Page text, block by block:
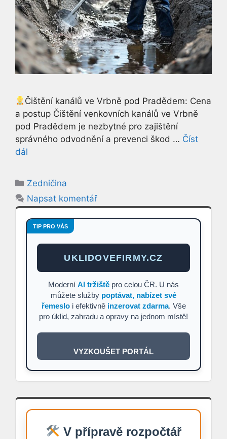
Čištění kanálů ve Vrbně pod Pradědem: Cena
a postup Čištění venkovních kanálů ve Vrbně
pod Pradědem je nezbytné pro zajištění
správného odvodnění a prevenci škod … Číst
dál
Rubriky
Zedničina
Napsat komentář
TIP PRO VÁS
UKLIDOVEFIRMY.CZ
Moderní AI tržiště pro celou ČR. U nás
můžete služby poptávat, nabízet své
řemesloi efektivně inzerovat zdarma. Vše
pro úklid, zahradu a opravy na jednom místě!
VYZKOUŠET PORTÁL
V přípravě rozpočtář